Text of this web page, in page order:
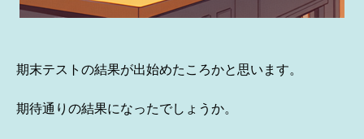
期末テストの結果が出始めたころかと思います。
期待通りの結果になったでしょうか。